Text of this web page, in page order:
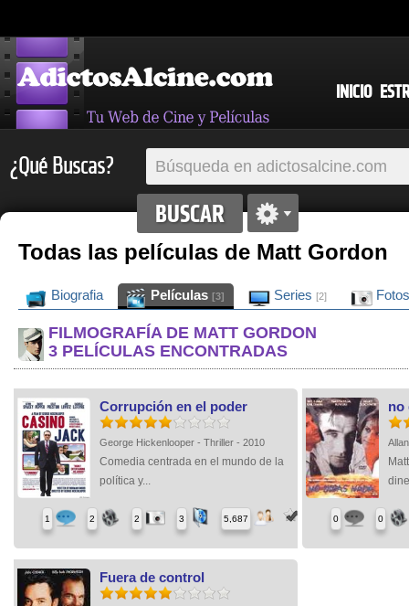
INICIO
¿Qué Buscas?
Todas las películas de Matt Gordon
Biografia Películas [3] Series [2]
FILMOGRAFÍA DE MATT GORDON
3 PELÍCULAS ENCONTRADAS
Corrupción en el poder
George Hickenlooper - Thriller - 2010
Comedia centrada en el mundo de la
política y...
1 2 2 3 5,687
no
0 0
Fuera de control